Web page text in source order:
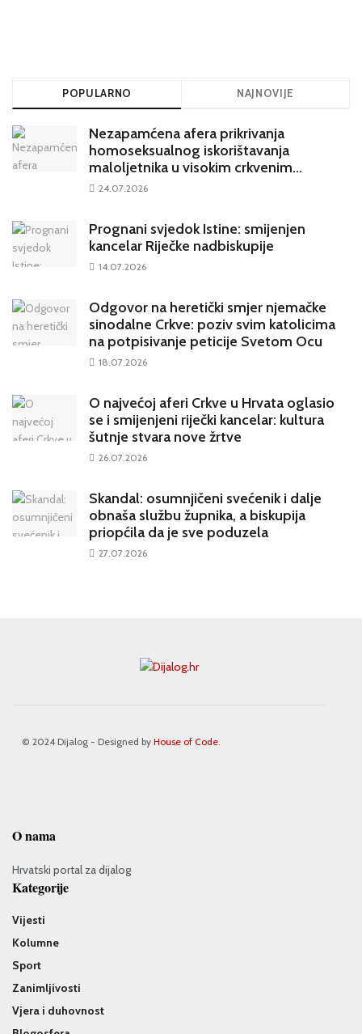
POPULARNO NAJNOVIJE
Nezapamćena afera prikrivanja
homoseksualnog iskorištavanja
maloljetnika u visokim crkvenim
krugovima potresa Hrvatsku
24.07.2026
Prognani svjedok Istine: smijenjen
kancelar Riječke nadbiskupije
14.07.2026
Odgovor na heretički smjer njemačke
sinodalne Crkve: poziv svim katolicima
na potpisivanje peticije Svetom Ocu
18.07.2026
O najvećoj aferi Crkve u Hrvata oglasio
se i smijenjeni riječki kancelar: kultura
šutnje stvara nove žrtve
26.07.2026
Skandal: osumnjičeni svećenik i dalje
obnaša službu župnika, a biskupija
priopćila da je sve poduzela
27.07.2026
© 2024 Dijalog - Designed by House of Code.
O nama
Hrvatski portal za dijalog
Kategorije
Vijesti
Kolumne
Sport
Zanimljivosti
Vjera i duhovnost